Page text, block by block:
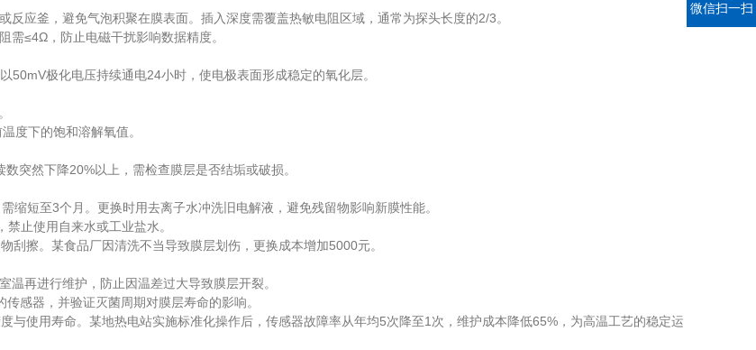
釜，避免气泡积聚在膜表面。插入深度需覆盖热敏电阻区域，通常为探头长度的2/3。
≤4Ω，防止电磁干扰影响数据精度。
极化电压持续通电24小时，使电极表面形成稳定的氧化层。
下的饱和溶解氧值。
然下降20%以上，需检查膜层是否结垢或破损。
至3个月。更换时用去离子水冲洗旧电解液，避免残留物影响新膜性能。
止使用自来水或工业盐水。
擦。某食品厂因清洗不当导致膜层划伤，更换成本增加5000元。
再进行维护，防止因温差过大导致膜层开裂。
器，并验证灭菌周期对膜层寿命的影响。
使用寿命。某地热电站实施标准化操作后，传感器故障率从年均5次降至1次，维护成本降低65%，为高温工艺的稳定运
微信扫一扫